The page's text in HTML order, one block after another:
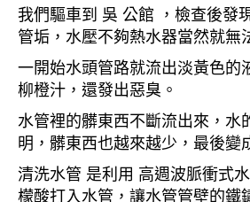
我們驅車到 吳 公館 ，檢查後發
管垢，水壓不夠熱水器當然就無
一開始水頭管路就流出淡黃色的
柳橙汁，還發出惡臭。
水管裡的髒東西不斷流出來，水
明，髒東西也越來越少，最後變
清洗水管 是利用 高週波脈衝式
檬酸打入水管，讓水管管壁的鐵